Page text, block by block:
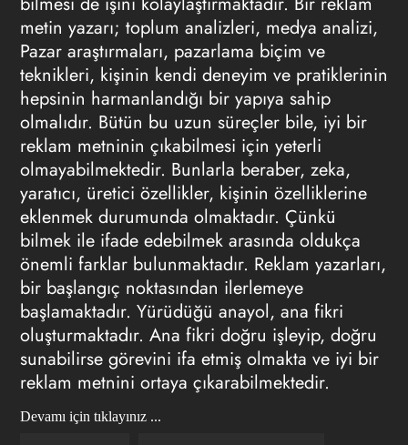
metin yazarı; toplum analizleri, medya analizi,
Pazar araştırmaları, pazarlama biçim ve
teknikleri, kişinin kendi deneyim ve pratiklerinin
hepsinin harmanlandığı bir yapıya sahip
olmalıdır. Bütün bu uzun süreçler bile, iyi bir
reklam metninin çıkabilmesi için yeterli
olmayabilmektedir. Bunlarla beraber, zeka,
yaratıcı, üretici özellikler, kişinin özelliklerine
eklenmek durumunda olmaktadır. Çünkü
bilmek ile ifade edebilmek arasında oldukça
önemli farklar bulunmaktadır. Reklam yazarları,
bir başlangıç noktasından ilerlemeye
başlamaktadır. Yürüdüğü anayol, ana fikri
oluşturmaktadır. Ana fikri doğru işleyip, doğru
sunabilirse görevini ifa etmiş olmakta ve iyi bir
reklam metnini ortaya çıkarabilmektedir.
Devamı için tıklayınız ...